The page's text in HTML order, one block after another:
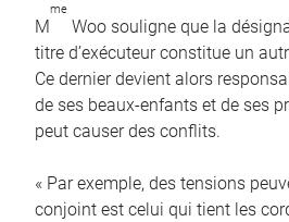
M
me
Woo souligne que la
titre d’exécuteur constitue un
Ce dernier devient alors
de ses beaux-enfants et de ses
peut causer des conflits.
« Par exemple, des tensions
conjoint est celui qui tient les